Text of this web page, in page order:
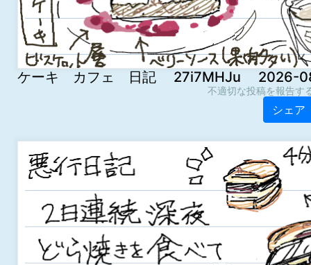
ケーキ カフェ 日記 27i7MHJu 2026-
不適切な投稿を報告す
シェア